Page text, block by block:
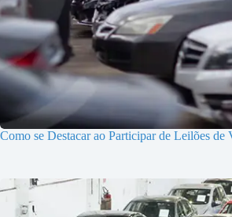
Como se Destacar ao Participar de Leilões de